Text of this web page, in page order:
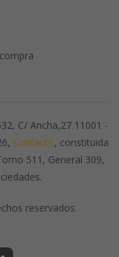
C/ Ancha,27 11001 -
Contacto, constituida
511, General 309,
reservados.